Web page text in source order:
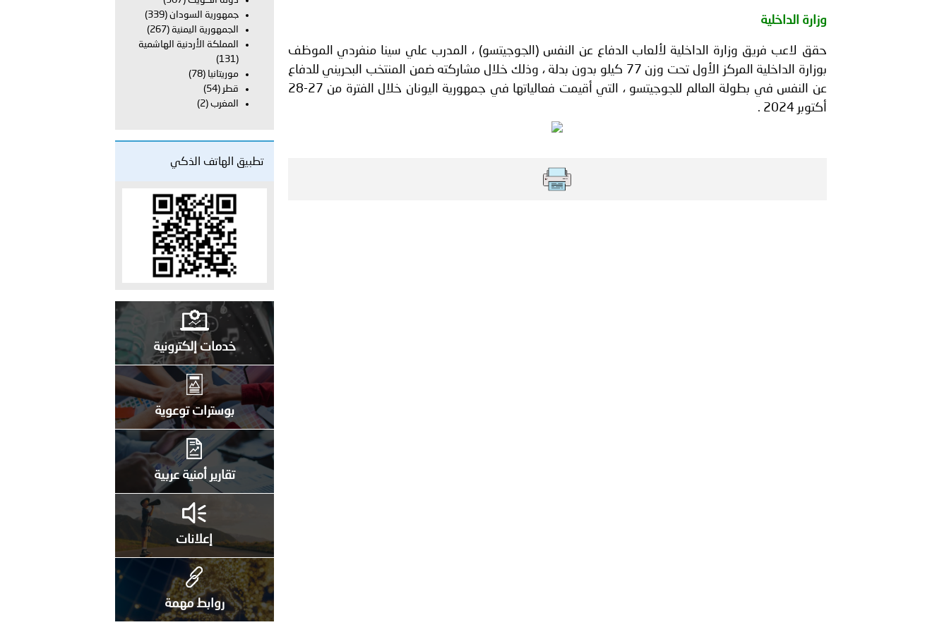
وزارة الداخلية
حقق لاعب فريق وزارة الداخلية لألعاب الدفاع عن النفس (الجوجيتسو) ، المدرب علي سينا منفردي الموظف
بوزارة الداخلية المركز الأول تحت وزن 77 كيلو بدون بدلة ، وذلك خلال مشاركته ضمن المنتخب البحريني للدفاع
عن النفس في بطولة العالم للجوجيتسو ، التي أقيمت فعالياتها في جمهورية اليونان خلال الفترة من 27-28
أكتوبر 2024 .
جمهورية السودان (339)
الجمهورية اليمنية (267)
المملكة الأردنية الهاشمية
(131)
موريتانيا (78)
قطر (54)
المغرب (2)
تطبيق الهاتف الذكي
خدمات إلكترونية
بوسترات توعوية
تقارير أمنية عربية
إعلانات
روابط مهمة